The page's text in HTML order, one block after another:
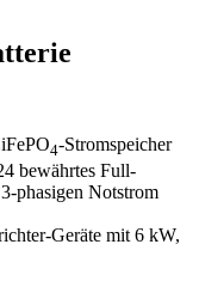
4-Stromspeicher
bewährtes Full-
phasigen Notstrom
Geräte mit 6 kW,